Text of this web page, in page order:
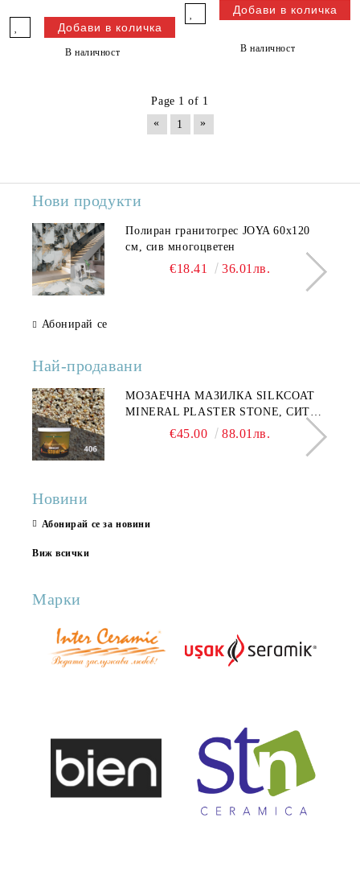
В наличност В наличност
Page 1 of 1
«
1 »
Нови продукти
Полиран гранитогрес JOYA 60x120
см, сив многоцветен
€18.41 36.01лв.
Абонирай се
Най-продавани
МОЗАЕЧНА МАЗИЛКА SILKCOAT
MINERAL PLASTER STONE, СИТЕН
КАМЪК 406 25КГ
€45.00 88.01лв.
Новини
Абонирай се за новини
Виж всички
Марки